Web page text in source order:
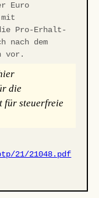
Euro
Pro-Erhalt-
nach dem
vor.
die
für steuerfreie
21/21048.pdf